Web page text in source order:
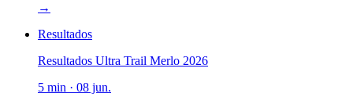
→
Resultados
Resultados Ultra Trail Merlo 2026
5 min · 08 jun.